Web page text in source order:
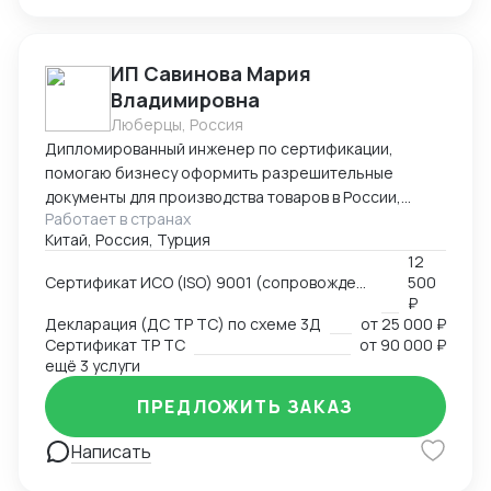
ИП Савинова Мария
Владимировна
Люберцы, Россия
Дипломированный инженер по сертификации,
помогаю бизнесу оформить разрешительные
документы для производства товаров в России,
импорта и реализации на территории РФ, через
магазины и маркетплейсы.
Работает в странах
Китай, Россия, Турция
Сертификат ИСО (ISO) 9001 (сопровождение, подготовка документов)
12
500
₽
Декларация (ДС ТР ТС) по схеме 3Д
от25 000 ₽
Сертификат ТР ТС
от 90 000 ₽
ещё 3 услуги
Написать
ПРЕДЛОЖИТЬ ЗАКАЗ